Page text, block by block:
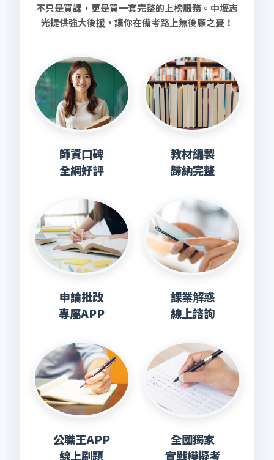
不只是買課，更是買一套完整的上榜服務。中壢志
光提供強大後援，讓你在備考路上無後顧之憂！
師資口碑
全網好評
教材編製
歸納完整
申論批改
專屬APP
課業解惑
線上諮詢
公職王APP
線上刷題
全國獨家
實戰模擬考